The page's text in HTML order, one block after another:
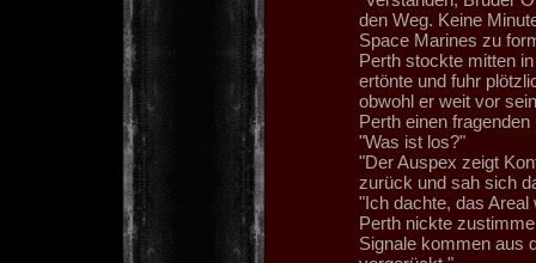
den Weg. Keine
Space Marines zu
Perth stockte mitten
ertönte und fuhr
obwohl er weit vor
Perth einen
"Was ist los?"
"Der Auspex zeigt
zurück und sah sich
"Ich dachte, das Areal
Perth nickte
Signale kommen aus